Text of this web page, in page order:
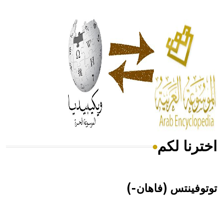
الحكم، الأدلة، تنظيم التغذية، ورسالته في جروح الرأس. ويعود
له الفضل بأنه حرر الطب من الدين والفلسفة.
- هل تعلم أن المرجان إفراز حيواني يتكون في البحر ويتركب
من مادة كربونات الكلسيوم، وهو أحمر أو شديد الحمرة وهو
أجود أنواعه، ويمتاز بكبر الحجم ويسمى الش
هل تعلم أن الأبسيد كلمة فرنسية اللفظ تم اعتمادها مصطلحاً
اخترنا لكم
توتوفينتس (فاهان-)